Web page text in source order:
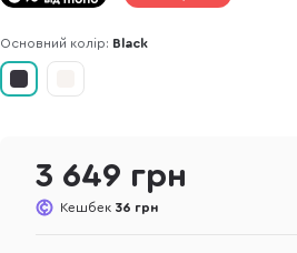
Основний колір: Black
3 649 грн
Кешбек 36 грн